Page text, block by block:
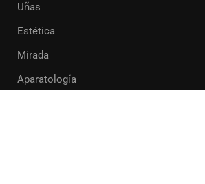
Uñas
Estética
Mirada
Aparatología